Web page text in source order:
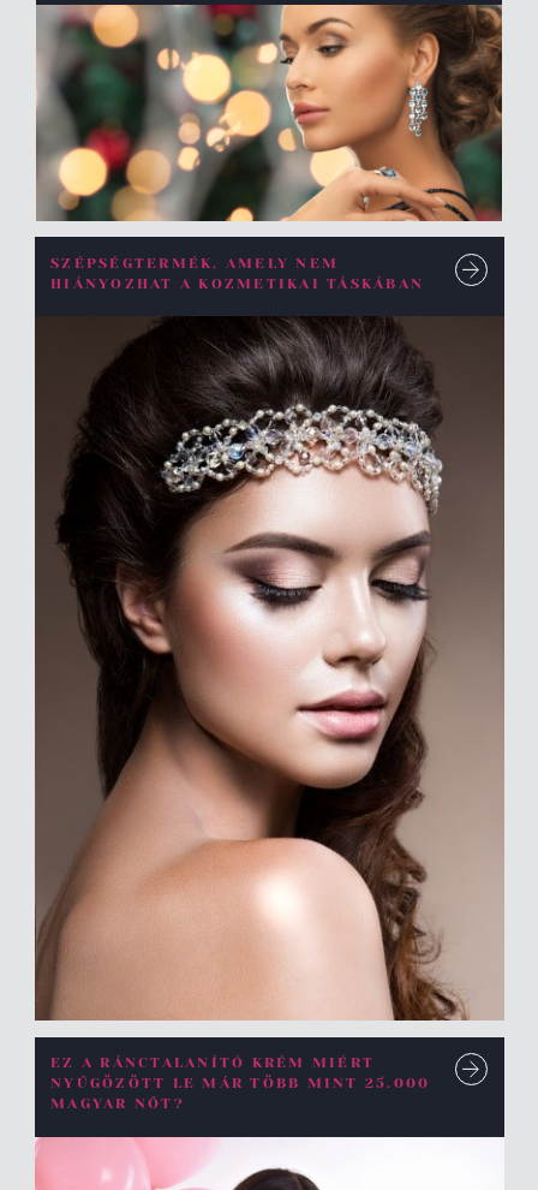
SZÉPSÉGTERMÉK, AMELY NEM
HIÁNYOZHAT A KOZMETIKAI TÁSKÁBAN
EZ A RÁNCTALANÍTÓ KRÉM MIÉRT
NYŰGÖZÖTT LE MÁR TÖBB MINT 25.000
MAGYAR NŐT?